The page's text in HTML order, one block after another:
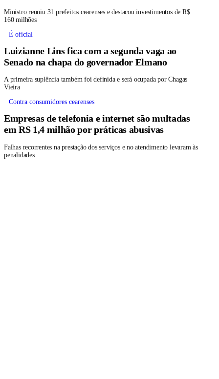
Ministro reuniu 31 prefeitos cearenses e destacou investimentos de R$
160 milhões
É oficial
Luizianne Lins fica com a segunda vaga ao
Senado na chapa do governador Elmano
A primeira suplência também foi definida e será ocupada por Chagas
Vieira
Contra consumidores cearenses
Empresas de telefonia e internet são multadas
em RS 1,4 milhão por práticas abusivas
Falhas recorrentes na prestação dos serviços e no atendimento levaram às
penalidades